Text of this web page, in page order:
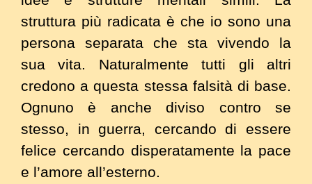
struttura più radicata è che io sono una
persona separata che sta vivendo la
sua vita. Naturalmente tutti gli altri
credono a questa stessa falsità di base.
Ognuno è anche diviso contro se
stesso, in guerra, cercando di essere
felice cercando disperatamente la pace
e l’amore all’esterno.